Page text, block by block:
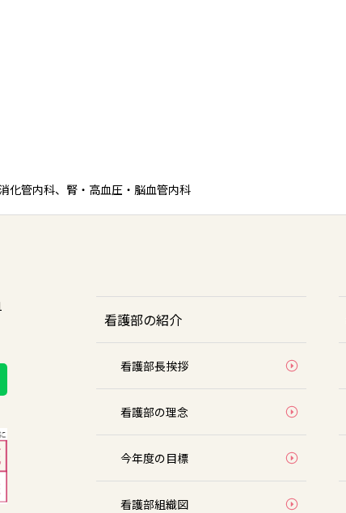
化管内科、腎・高血圧・脳血管内科
看護部の紹介
看護部長挨拶
看護部の理念
今年度の目標
看護部組織図